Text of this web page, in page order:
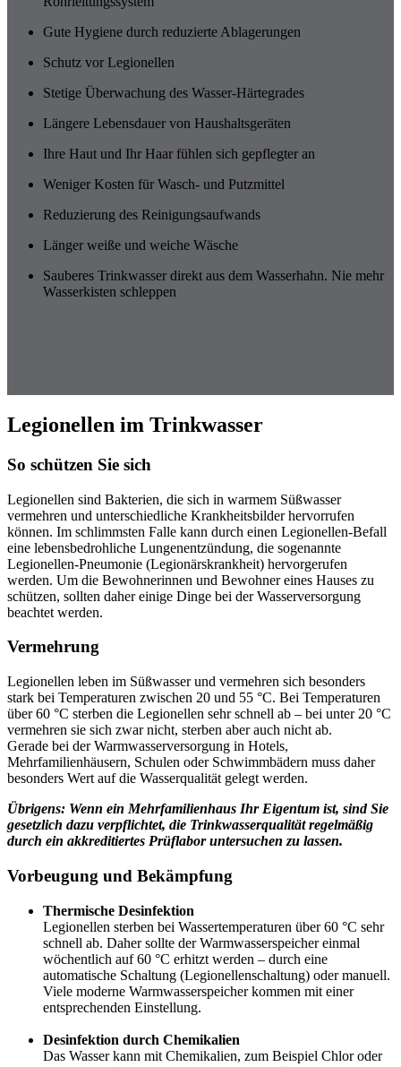
Gute Hygiene durch reduzierte Ablagerungen
Schutz vor Legionellen
Stetige Überwachung des Wasser-Härtegrades
Längere Lebensdauer von Haushaltsgeräten
Ihre Haut und Ihr Haar fühlen sich gepflegter an
Weniger Kosten für Wasch- und Putzmittel
Reduzierung des Reinigungsaufwands
Länger weiße und weiche Wäsche
Sauberes Trinkwasser direkt aus dem Wasserhahn. Nie mehr
Wasserkisten schleppen
Legionellen im Trinkwasser
So schützen Sie sich
Legionellen sind Bakterien, die sich in warmem Süßwasser
vermehren und unterschiedliche Krankheitsbilder hervorrufen
können. Im schlimmsten Falle kann durch einen Legionellen-Befall
eine lebensbedrohliche Lungenentzündung, die sogenannte
Legionellen-Pneumonie (Legionärskrankheit) hervorgerufen
werden. Um die Bewohnerinnen und Bewohner eines Hauses zu
schützen, sollten daher einige Dinge bei der Wasserversorgung
beachtet werden.
Vermehrung
Legionellen leben im Süßwasser und vermehren sich besonders
stark bei Temperaturen zwischen 20 und 55 °C. Bei Temperaturen
über 60 °C sterben die Legionellen sehr schnell ab – bei unter 20 °C
vermehren sie sich zwar nicht, sterben aber auch nicht ab.
Gerade bei der Warmwasserversorgung in Hotels,
Mehrfamilienhäusern, Schulen oder Schwimmbädern muss daher
besonders Wert auf die Wasserqualität gelegt werden.
Übrigens: Wenn ein Mehrfamilienhaus Ihr Eigentum ist, sind Sie
gesetzlich dazu verpflichtet, die Trinkwasserqualität regelmäßig
durch ein akkreditiertes Prüflabor untersuchen zu lassen.
Vorbeugung und Bekämpfung
Thermische Desinfektion
Legionellen sterben bei Wassertemperaturen über 60 °C sehr
schnell ab. Daher sollte der Warmwasserspeicher einmal
wöchentlich auf 60 °C erhitzt werden – durch eine
automatische Schaltung (Legionellenschaltung) oder manuell.
Viele moderne Warmwasserspeicher kommen mit einer
entsprechenden Einstellung.
Desinfektion durch Chemikalien
Das Wasser kann mit Chemikalien, zum Beispiel Chlor oder